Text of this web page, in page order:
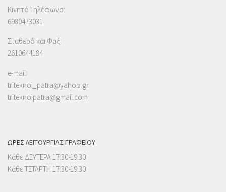
Κινητό Τηλέφωνο:
6980473031
Σταθερό και Φαξ:
2610644184
e-mail:
triteknoi_patra@yahoo.gr
triteknoipatra@gmail.com
ΩΡΕΣ ΛΕΙΤΟΥΡΓΙΑΣ ΓΡΑΦΕΙΟΥ
Κάθε ΔΕΥΤΕΡΑ 17:30-19:30
Κάθε ΤΕΤΑΡΤΗ 17:30-19:30